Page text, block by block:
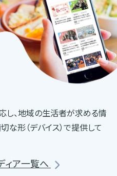
し、地域の生活者が求める情
な形（デバイス）で提供して
ィア一覧へ